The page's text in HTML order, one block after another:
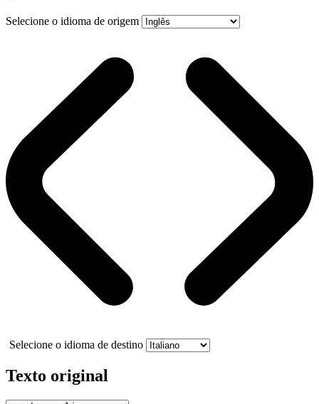
Selecione o idioma de origem
Selecione o idioma de destino
Texto original